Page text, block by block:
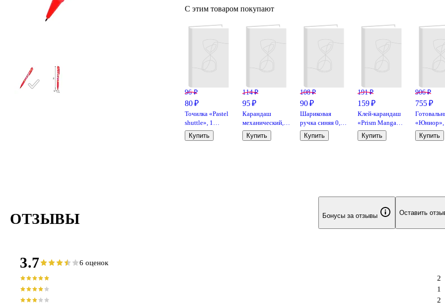
своей категории.
С этим товаром покупают
96 ₽
80 ₽
Точилка «Pastel
shuttle», 1
отверстие,
пластик, Yoi, в
Купить
114 ₽
95 ₽
Карандаш
механический,
Bruno Visconti, 2
мм, в
Купить
108 ₽
90 ₽
Шариковая
ручка синяя 0,7
мм, «Bunny
Ananas», Be
Купить
191 ₽
159 ₽
Клей-карандаш
«Prism Manga»,
Erich Krause, 8 г
Купить
906 ₽
755 ₽
«Юниор»,
предметов,
Глобус
Купить
ОТЗЫВЫ Бонусы за отзывы Оставить
3.7 6 оценок
2
1
2